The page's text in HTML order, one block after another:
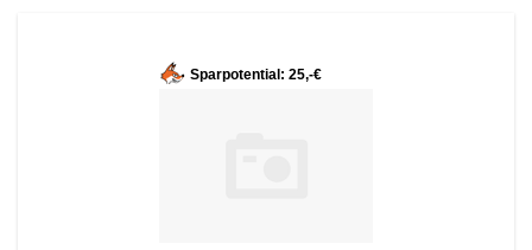
Sparpotential: 25,-€